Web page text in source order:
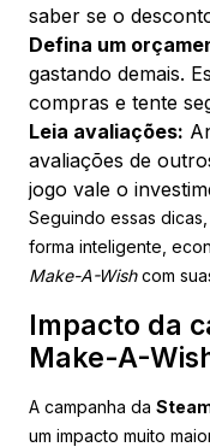
saber se o
Defina um
gastando demais.
compras e tente
Leia avaliações:
avaliações de
jogo vale o
Seguindo essas
forma inteligente,
Make-A-Wishcom
Impacto da
Make-A-
A campanha da
um impacto muito